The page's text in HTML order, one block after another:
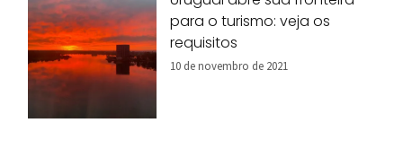
para o turismo: veja os
requisitos
10 de novembro de 2021